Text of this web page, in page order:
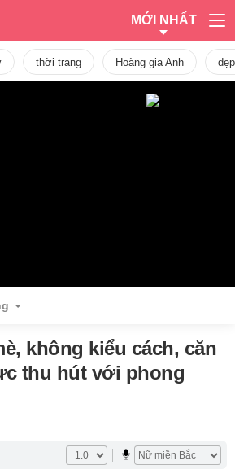
MỚI NHẤT
thời trang Hoàng gia Anh dẹp
không kiểu cách, căn
thu hút với phong